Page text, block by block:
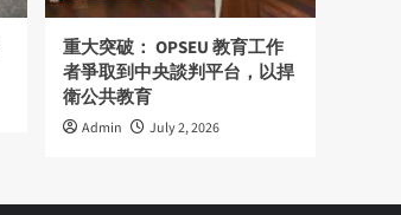
重大突破： OPSEU 教育工作
者爭取到中央談判平台，以捍
衛公共教育
Admin July 2, 2026